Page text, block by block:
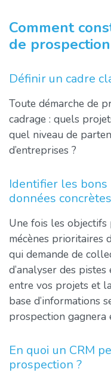
Comment
de
Définir un cadre
Toute démarche de
cadrage : quels
quel niveau de
d’entreprises ?
Identifier les
données concrètes
Une fois les objectifs
mécènes prioritaires
qui demande de
d’analyser des
entre vos projets et
base d’informations
prospection gagnera
En quoi un CRM
prospection ?